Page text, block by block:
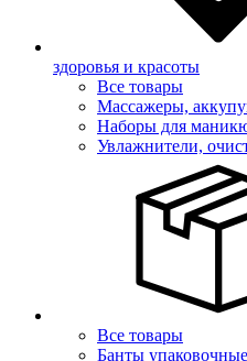
здоровья и красоты
Все товары
Массажеры,
Наборы для
Увлажнители,
Все товары
Банты упаковочные